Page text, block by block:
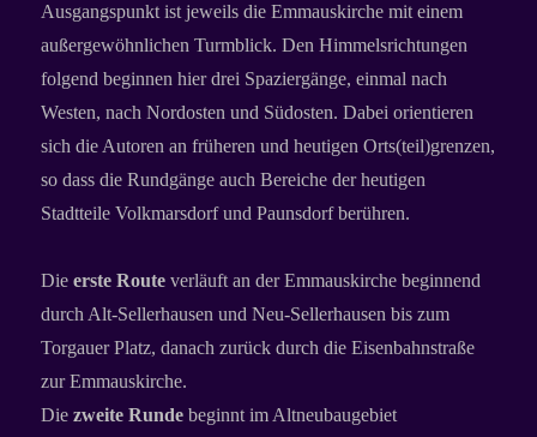
Ausgangspunkt ist jeweils die Emmauskirche mit einem
außergewöhnlichen Turmblick. Den Himmelsrichtungen
folgend beginnen hier drei Spaziergänge, einmal nach
Westen, nach Nordosten und Südosten. Dabei orientieren
sich die Autoren an früheren und heutigen Orts(teil)grenzen,
so dass die Rundgänge auch Bereiche der heutigen
Stadtteile Volkmarsdorf und Paunsdorf berühren.
Dieerste Route verläuft an der Emmauskirche beginnend
durch Alt-Sellerhausen und Neu-Sellerhausen bis zum
Torgauer Platz, danach zurück durch die Eisenbahnstraße
zur Emmauskirche.
Diezweite Runde beginnt im Altneubaugebiet